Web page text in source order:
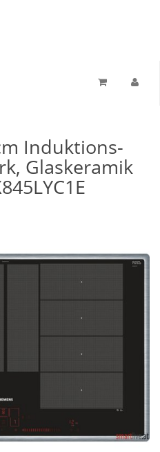
Induktions-
Glaskeramik